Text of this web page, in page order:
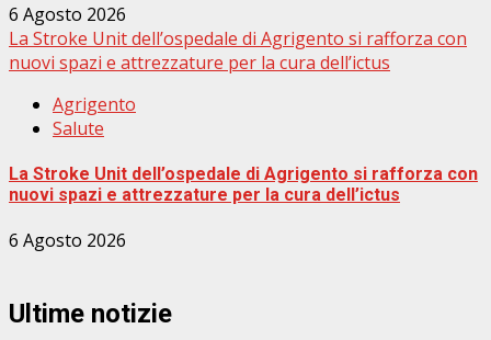
6 Agosto 2026
La Stroke Unit dell’ospedale di Agrigento si rafforza con
nuovi spazi e attrezzature per la cura dell’ictus
Agrigento
Salute
La Stroke Unit dell’ospedale di Agrigento si rafforza con
nuovi spazi e attrezzature per la cura dell’ictus
6 Agosto 2026
Ultime notizie